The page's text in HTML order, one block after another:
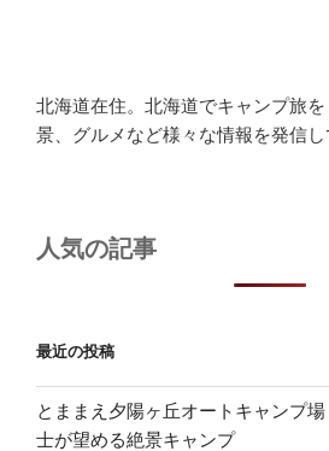
北海道在住。北海道でキャンプ旅
景、グルメなど様々な情報を発信し
人気の記事
最近の投稿
とままえ夕陽ヶ丘オートキャンプ
士が望める絶景キャンプ